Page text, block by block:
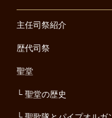
主任司祭紹介
歴代司祭
聖堂
聖堂の歴史